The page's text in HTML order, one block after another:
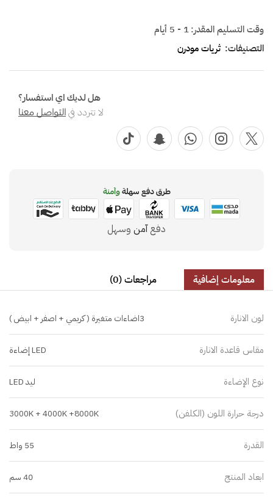
وقت التسليم المقدر:1 - 5 أيام
التصنيفات: ثريات مودرن
هل لديك اي استفسار؟
لا تتردد فيالتواصل معنا
طرق دفع سهلةوآمنة
دفعآمن وسهل
معلومات إضافية مراجعات (0)
لون الانارة 3اضاءات متغيرة ( كريمي + اصفر + ابيض )
مقاس قاعدة الانارة LED إضاءة
نوع الإضاءة ليد LED
درجة حرارة اللون (الكلفن) 3000K + 4000K +8000K
القدرة 55 واط
ابعاد المنتج 40 سم